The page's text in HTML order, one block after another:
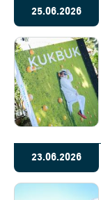
25.06.2026
23.06.2026